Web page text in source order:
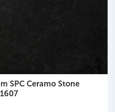
SPC Ceramo Stone